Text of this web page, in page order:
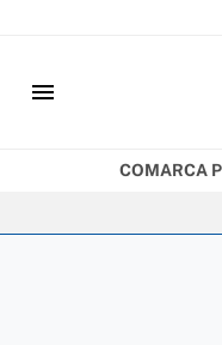
menu
COMARCA